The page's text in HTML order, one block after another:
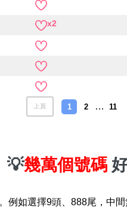
x2
上頁 1 2 … 11
💡幾萬個號碼
例如選擇9頭、888尾，中間